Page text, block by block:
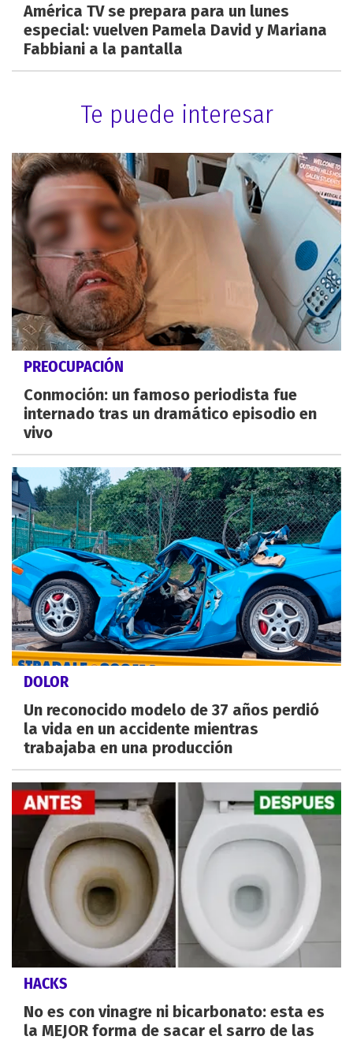
América TV se prepara para un lunes
especial: vuelven Pamela David y Mariana
Fabbiani a la pantalla
Te puede interesar
PREOCUPACIÓN
Conmoción: un famoso periodista fue
internado tras un dramático episodio en
vivo
DOLOR
Un reconocido modelo de 37 años perdió
la vida en un accidente mientras
trabajaba en una producción
HACKS
No es con vinagre ni bicarbonato: esta es
la MEJOR forma de sacar el sarro de las